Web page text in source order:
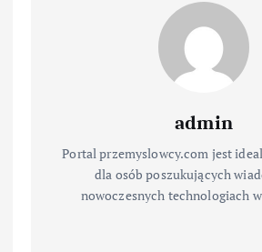
admin
Portal przemyslowcy.com jest
dla osób poszukujących
nowoczesnych technologiach